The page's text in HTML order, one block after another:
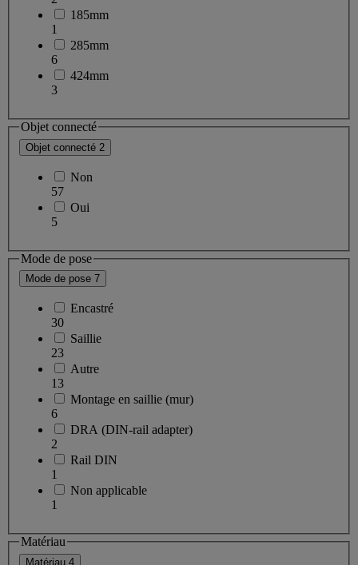
185mm
1
285mm
6
424mm
3
Objet connecté
Objet connecté 2
Non
57
Oui
5
Mode de pose
Mode de pose 7
Encastré
30
Saillie
23
Autre
13
Montage en saillie (mur)
6
DRA (DIN-rail adapter)
2
Rail DIN
1
Non applicable
1
Matériau
Matériau 4